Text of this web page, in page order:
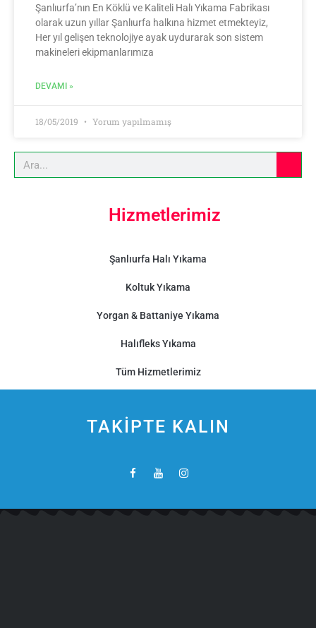
Şanlıurfa’nın En Köklü ve Kaliteli Halı Yıkama Fabrikası
olarak uzun yıllar Şanlıurfa halkına hizmet etmekteyiz,
Her yıl gelişen teknolojiye ayak uydurarak son sistem
makineleri ekipmanlarımıza
DEVAMI »
18/05/2019 Yorum yapılmamış
Hizmetlerimiz
Şanlıurfa Halı Yıkama
Koltuk Yıkama
Yorgan & Battaniye Yıkama
Halıfleks Yıkama
Tüm Hizmetlerimiz
TAKİPTE KALIN